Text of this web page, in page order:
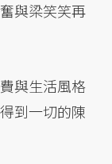
與梁笑笑再
與生活風格
到一切的陳